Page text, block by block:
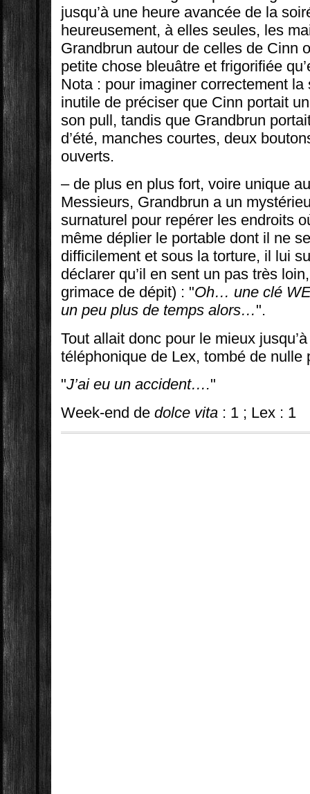
jusqu’à une heure avancée de la
heureusement, à elles seules, les
Grandbrun autour de celles de Cinn
petite chose bleuâtre et frigorifiée
Nota : pour imaginer correctement la
inutile de préciser que Cinn portait
son pull, tandis que Grandbrun
d’été, manches courtes, deux
ouverts.
– de plus en plus fort, voire unique
Messieurs, Grandbrun a un
surnaturel pour repérer les endroits
même déplier le portable dont il ne
difficilement et sous la torture, il lui
déclarer qu’il en sent un pas très
grimace de dépit) : "Oh… une clé
un peu plus de temps alors…".
Tout allait donc pour le mieux
téléphonique de Lex, tombé de nulle
"J’ai eu un accident…."
Week-end dedolce vita : 1 ; Lex : 1